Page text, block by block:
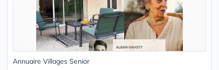
Annuaire Villages Senior